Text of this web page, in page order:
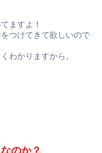
ますよ！
つけてきて欲しいので
わかりますから。
のか？